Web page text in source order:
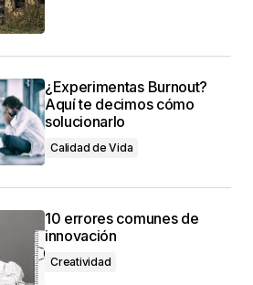
¿Experimentas Burnout?
Aquí te decimos cómo
solucionarlo
Calidad de Vida
10 errores comunes de
innovación
Creatividad